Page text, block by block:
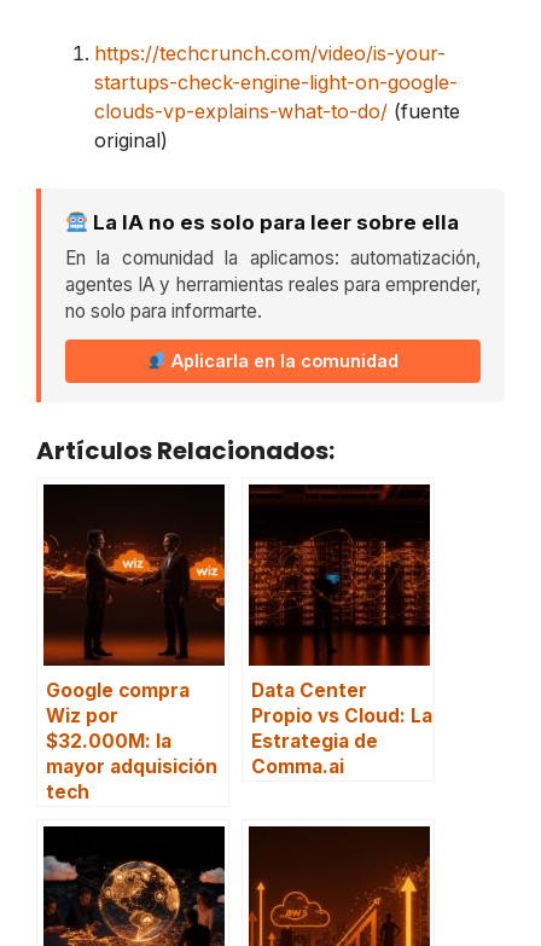
https://techcrunch.com/video/is-your-
startups-check-engine-light-on-google-
clouds-vp-explains-what-to-do/ (fuente
original)
La IA no es solo para leer sobre ella
En la comunidad la aplicamos: automatización,
agentes IA y herramientas reales para emprender,
no solo para informarte.
Aplicarla en la comunidad
Artículos Relacionados:
Google compra
Wiz por
$32.000M: la
mayor adquisición
tech
Data Center
Propio vs Cloud: La
Estrategia de
Comma.ai